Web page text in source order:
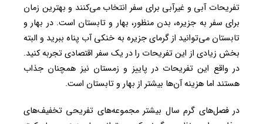
تفریحات آبی و غیرآبی برای سفر انتخاب می‌کنند و بهترین زمان
برای سفر به جزیره، بدن منظور، بهار و تابستان است. در بهار و
تابستان می‌توانید از گرمای جزیره به خنکی آب پناه ببرید و البته
بخش زیادی از این تفریحات را در یک سفر اقتصادی تجربه کنید.
در واقع این تفریحات در پاییز و زمستان نیز همچنان جذاب
هستند اما هزینه آن‌ها بیشتر از بهار و تابستان است.
در فصل‌های گرم سال بیشتر مجموعه‌های تفریحی تخفیف‌های